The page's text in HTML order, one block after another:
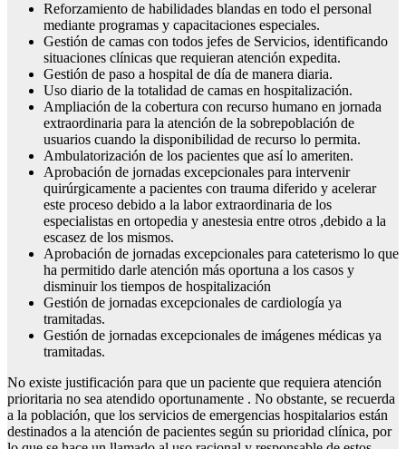
Reforzamiento de habilidades blandas en todo el personal
mediante programas y capacitaciones especiales.
Gestión de camas con todos jefes de Servicios, identificando
situaciones clínicas que requieran atención expedita.
Gestión de paso a hospital de día de manera diaria.
Uso diario de la totalidad de camas en hospitalización.
Ampliación de la cobertura con recurso humano en jornada
extraordinaria para la atención de la sobrepoblación de
usuarios cuando la disponibilidad de recurso lo permita.
Ambulatorización de los pacientes que así lo ameriten.
Aprobación de jornadas excepcionales para intervenir
quirúrgicamente a pacientes con trauma diferido y acelerar
este proceso debido a la labor extraordinaria de los
especialistas en ortopedia y anestesia entre otros ,debido a la
escasez de los mismos.
Aprobación de jornadas excepcionales para cateterismo lo que
ha permitido darle atención más oportuna a los casos y
disminuir los tiempos de hospitalización
Gestión de jornadas excepcionales de cardiología ya
tramitadas.
Gestión de jornadas excepcionales de imágenes médicas ya
tramitadas.
No existe justificación para que un paciente que requiera atención
prioritaria no sea atendido oportunamente . No obstante, se recuerda
a la población, que los servicios de emergencias hospitalarios están
destinados a la atención de pacientes según su prioridad clínica, por